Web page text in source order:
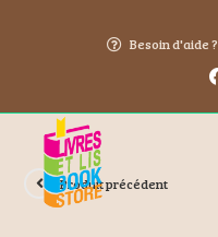
Besoin d'aide ?
Produit précédent